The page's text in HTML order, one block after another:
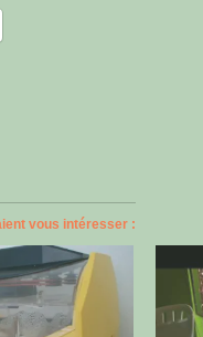
vous intéresser :